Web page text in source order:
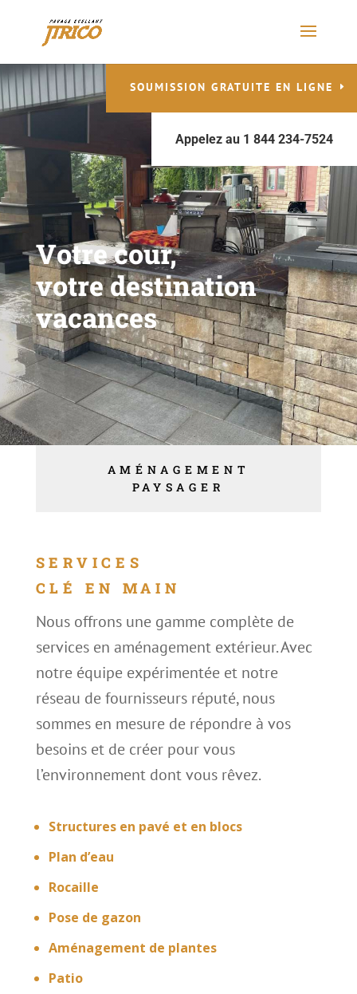
SOUMISSION GRATUITE EN LIGNE
Appelez au 1 844 234-7524
Votre cour,
votre destination
vacances
AMÉNAGEMENT
PAYSAGER
SERVICES
CLÉ EN MAIN
Nous offrons une gamme complète de
services en aménagement extérieur. Avec
notre équipe expérimentée et notre
réseau de fournisseurs réputé, nous
sommes en mesure de répondre à vos
besoins et de créer pour vous
l’environnement dont vous rêvez.
Structures en pavé et en blocs
Plan d’eau
Rocaille
Pose de gazon
Aménagement de plantes
Patio